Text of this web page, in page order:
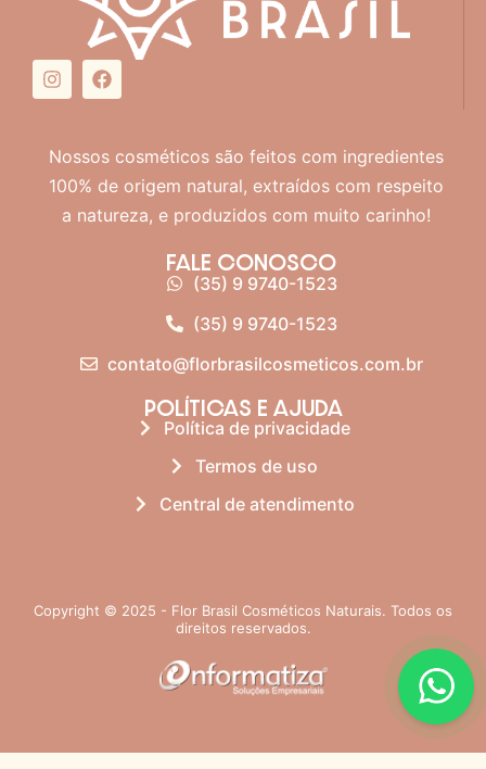
Nossos cosméticos são feitos com ingredientes
100% de origem natural, extraídos com respeito
a natureza, e produzidos com muito carinho!
FALE CONOSCO
(35) 9 9740-1523
(35) 9 9740-1523
contato@florbrasilcosmeticos.com.br
POLÍTICAS E AJUDA
Política de privacidade
Termos de uso
Central de atendimento
Copyright © 2025 - Flor Brasil Cosméticos Naturais. Todos os
direitos reservados.